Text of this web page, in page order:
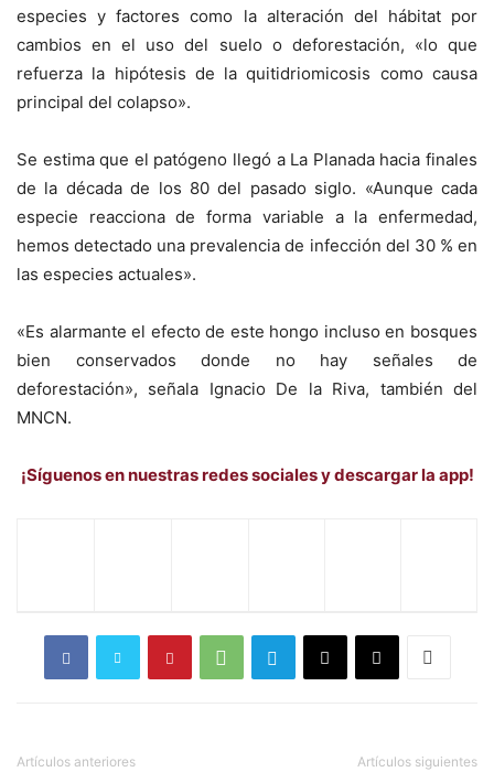
especies y factores como la alteración del hábitat por
cambios en el uso del suelo o deforestación, «lo que
refuerza la hipótesis de la quitidriomicosis como causa
principal del colapso».
Se estima que el patógeno llegó a La Planada hacia finales
de la década de los 80 del pasado siglo. «Aunque cada
especie reacciona de forma variable a la enfermedad,
hemos detectado una prevalencia de infección del 30 % en
las especies actuales».
«Es alarmante el efecto de este hongo incluso en bosques
bien conservados donde no hay señales de
deforestación», señala Ignacio De la Riva, también del
MNCN.
¡Síguenos en nuestras redes sociales y descargar la app!
Artículos anteriores Artículos siguientes